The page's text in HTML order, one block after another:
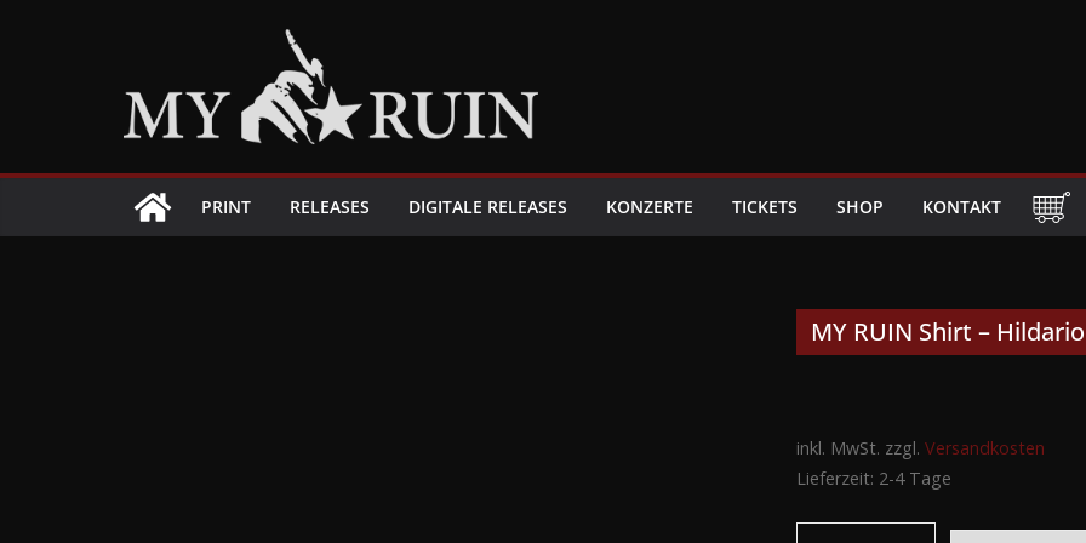
PRINT RELEASES DIGITALE RELEASES KONZERTE TICKETS SHOP KONTAKT
MY RUIN Shirt –
inkl. MwSt. zzgl. Versandkosten
Lieferzeit: 2-4 Tage